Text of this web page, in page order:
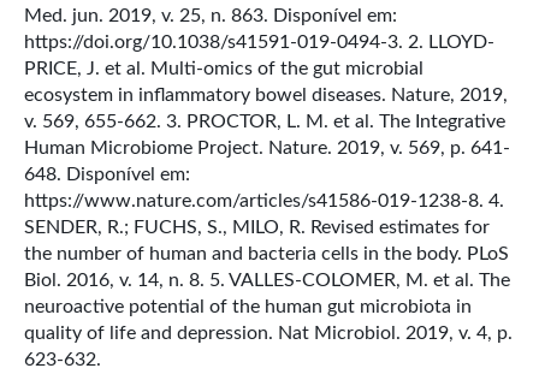
Med. jun. 2019, v. 25, n. 863. Disponível em:
https://doi.org/10.1038/s41591-019-0494-3. 2. LLOYD-
PRICE, J. et al. Multi-omics of the gut microbial
ecosystem in inflammatory bowel diseases. Nature, 2019,
v. 569, 655-662. 3. PROCTOR, L. M. et al. The Integrative
Human Microbiome Project. Nature. 2019, v. 569, p. 641-
648. Disponível em:
https://www.nature.com/articles/s41586-019-1238-8. 4.
SENDER, R.; FUCHS, S., MILO, R. Revised estimates for
the number of human and bacteria cells in the body. PLoS
Biol. 2016, v. 14, n. 8. 5. VALLES-COLOMER, M. et al. The
neuroactive potential of the human gut microbiota in
quality of life and depression. Nat Microbiol. 2019, v. 4, p.
623-632.